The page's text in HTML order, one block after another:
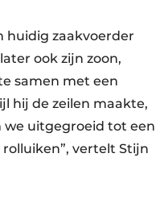
huidig zaakvoerder
ook zijn zoon,
samen met een
hij de zeilen maakte,
we uitgegroeid tot een
vertelt Stijn